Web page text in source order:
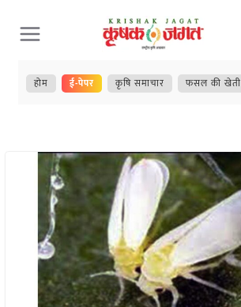
Skip
to
content
होम ई-पेपर कृषि समाचार फसल की खेती